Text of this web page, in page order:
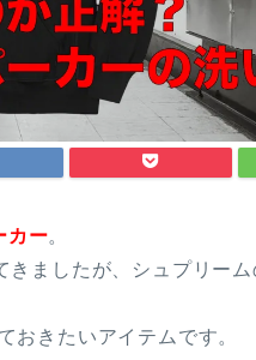
カー。
ましたが、シュプリー
おきたいアイテムです。